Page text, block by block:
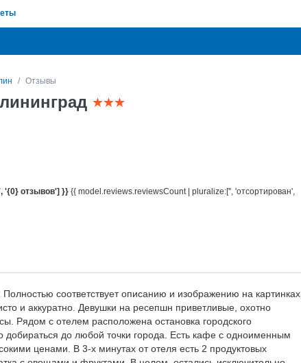
Отзывы
'{0} отзывов'] }} {{ model.reviews.reviewsCount | pluralize:['', 'отсортирован',
соответствует описанию и изображению на картинках.
и аккуратно. Девушки на ресепшн приветливые, охотно
Рядом с отелем расположена остановка городского
добираться до любой точки города. Есть кафе с одноименным
ценами. В 3-х минутах от отеля есть 2 продуктовых